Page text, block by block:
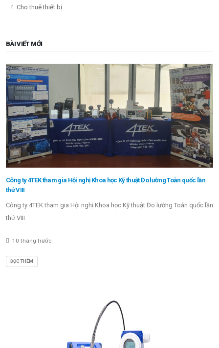
Cho thuê thiết bị
BÀI VIẾT MỚI
Công ty 4TEK tham gia Hội nghị Khoa học Kỹ thuật Đo lường Toàn quốc lần
thứ VIII
Công ty 4TEK tham gia Hội nghị Khoa học Kỹ thuật Đo lường Toàn quốc lần
thứ VIII
10 tháng trước
ĐỌC THÊM